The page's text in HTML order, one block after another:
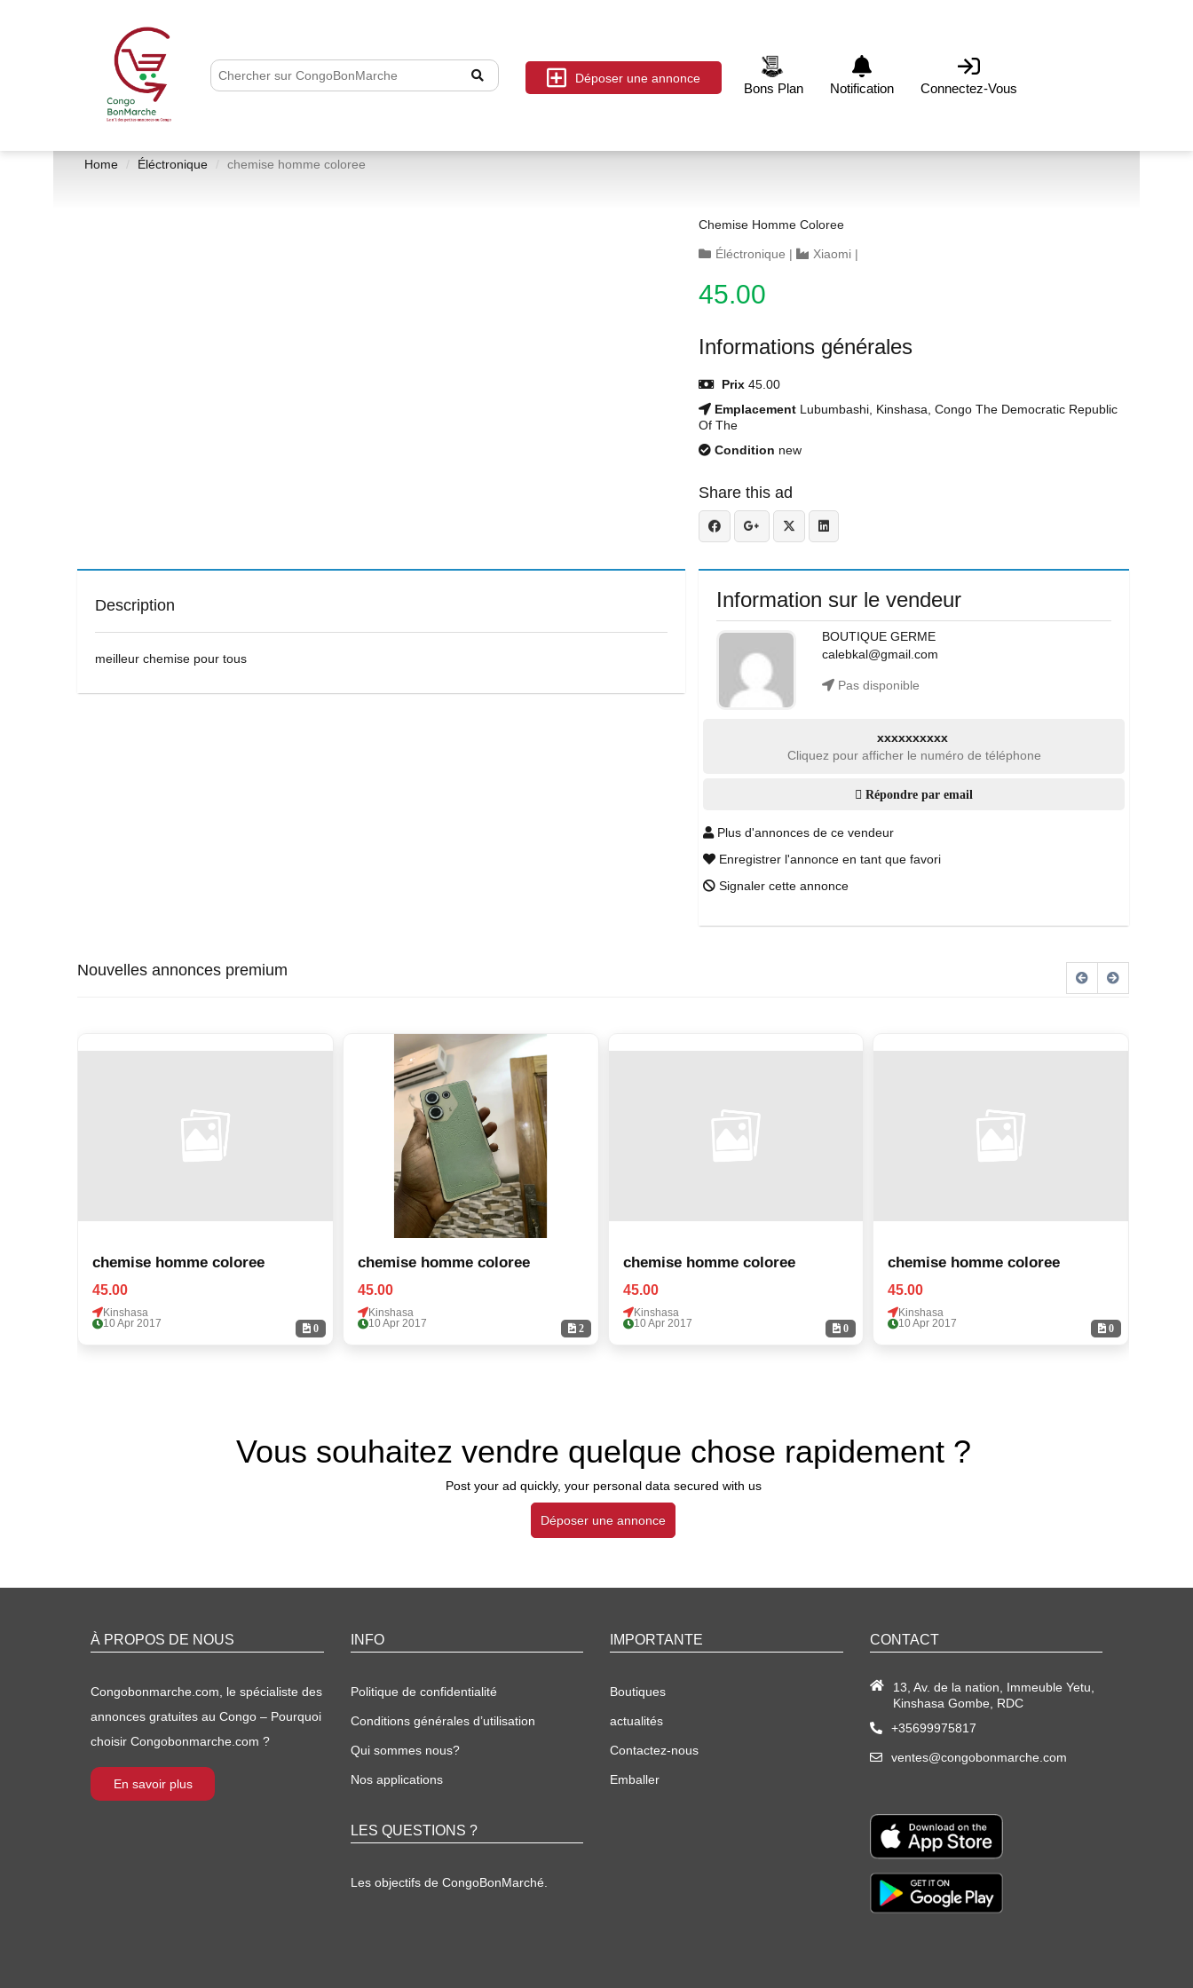
Déposer une annonce
Bons Plan Notification Connectez-Vous
Home Éléctronique chemise homme coloree
Chemise Homme Coloree
Éléctronique | Xiaomi |
45.00
Informations générales
Prix 45.00
Emplacement Lubumbashi, Kinshasa, Congo The Democratic Republic
Of The
Condition new
Share this ad
Description
meilleur chemise pour tous
Information sur le vendeur
BOUTIQUE GERME
calebkal@gmail.com
Pas disponible
xxxxxxxxxx
Cliquez pour afficher le numéro de téléphone
Répondre par email
Plus d'annonces de ce vendeur
Enregistrer l'annonce en tant que favori
Signaler cette annonce
Nouvelles annonces premium
0
chemise homme coloree
45.00
Kinshasa
10 Apr 2017
2
chemise homme coloree
45.00
Kinshasa
10 Apr 2017
0
chemise homme coloree
45.00
Kinshasa
10 Apr 2017
0
chemise homme coloree
45.00
Kinshasa
10 Apr 2017
Vous souhaitez vendre quelque chose rapidement ?
Post your ad quickly, your personal data secured with us
Déposer une annonce
À PROPOS DE NOUS
Congobonmarche.com, le spécialiste des
annonces gratuites au Congo – Pourquoi
choisir Congobonmarche.com ?
En savoir plus
INFO
Politique de confidentialité
Conditions générales d’utilisation
Qui sommes nous?
Nos applications
LES QUESTIONS ?
Les objectifs de CongoBonMarché.
IMPORTANTE
Boutiques
actualités
Contactez-nous
Emballer
CONTACT
13, Av. de la nation, Immeuble Yetu,
Kinshasa Gombe, RDC
+35699975817
ventes@congobonmarche.com